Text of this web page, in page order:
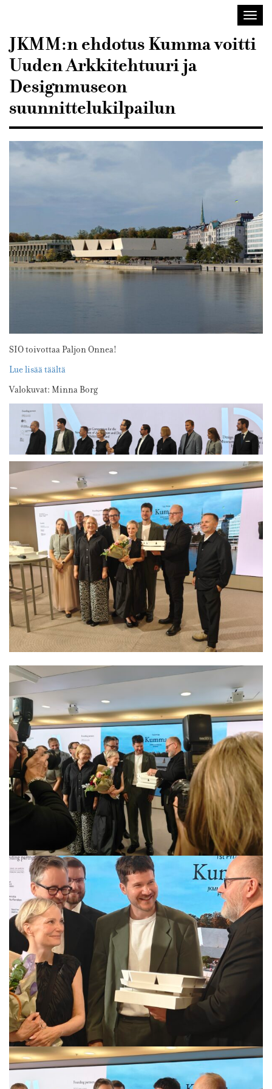
JKMM:n ehdotus Kumma voitti
Uuden Arkkitehtuuri ja
Designmuseon
suunnittelukilpailun
SIO toivottaa Paljon Onnea!
Lue lisää täältä
Valokuvat: Minna Borg